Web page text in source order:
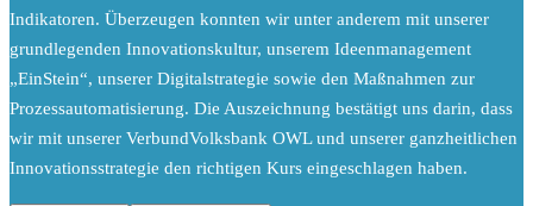
Indikatoren. Überzeugen konnten wir unter anderem mit unserer
grundlegenden Innovationskultur, unserem Ideenmanagement
„EinStein“, unserer Digitalstrategie sowie den Maßnahmen zur
Prozessautomatisierung. Die Auszeichnung bestätigt uns darin, dass
wir mit unserer VerbundVolksbank OWL und unserer ganzheitlichen
Innovationsstrategie den richtigen Kurs eingeschlagen haben.